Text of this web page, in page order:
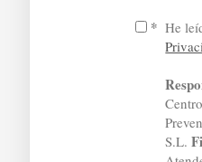
* He
S.L.